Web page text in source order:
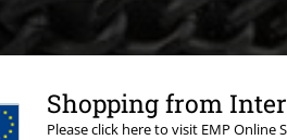
Shopping from
Please click here to visit EMP Online